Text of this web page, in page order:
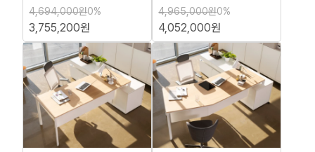
4,694,000원0%
3,755,200원
4,965,000원0%
4,052,000원